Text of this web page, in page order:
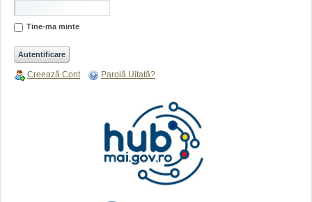
Tine-ma minte
Creează Cont Parolă Uitată?